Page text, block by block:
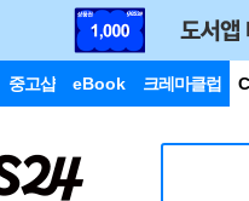
중고샵 eBook 크레마클럽